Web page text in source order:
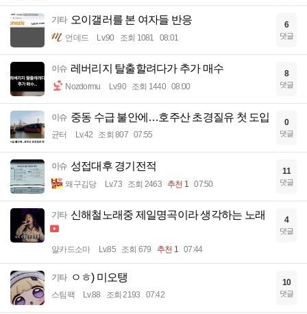
기타 오이갤러를 본 여자들 반응
언데드 Lv.90 조회 1081 08:01
6
댓글
이슈 레버리지 탈출할려다가 추가 매수
Nozdormu Lv.90 조회 1440 08:00
8
댓글
이슈 중동 수급 불안에…호주산 초경질유 첫 도입
균터 Lv.42 조회 807 07:55
0
댓글
이슈 성접대후 경기전적
왜구김당 Lv.73 조회 2463 추천 1 07:50
11
댓글
기타 신해철노래중 제일명곡이라 생각하는 노래
알카드소마 Lv.85 조회 679 추천 1 07:44
4
댓글
기타 ㅇㅎ) 미오탱
스팀팩 Lv.88 조회 2193 07:42
10
댓글